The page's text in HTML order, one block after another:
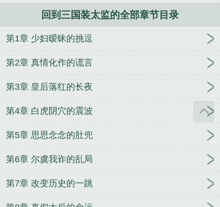
待我有罪时 重生之女将星 在年代娇妻文里当原
配
公主难为 暗恋结束之后
S级怪物都被我吃濒危
了
回到三国装太监的全部章节目录
第1章 少妇暧昧的挑逗
第2章 真情化作的谎言
第3章 皇后落红的长夜
第4章 白虎阴穴的震波
第5章 思思念念的肚兜
第6章 尔虞我诈的乱局
第7章 改变历史的一跳